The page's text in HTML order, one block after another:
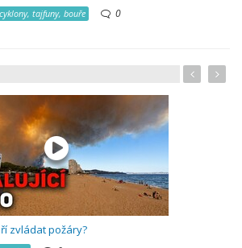
tajfuny, bouře 0
zvládat požáry?